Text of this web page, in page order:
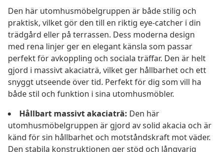
Den här utomhusmöbelgruppen är både stilig och
praktisk, vilket gör den till en riktig eye-catcher i din
trädgård eller på terrassen. Dess moderna design
med rena linjer ger en elegant känsla som passar
perfekt för avkoppling och sociala träffar. Den är helt
gjord i massivt akaciaträ, vilket ger hållbarhet och ett
snyggt utseende över tid. Perfekt för dig som vill ha
både stil och funktion i sina utomhusmöbler.
Hållbart massivt akaciaträ: Den här
utomhusmöbelgruppen är gjord av solid akacia och är
känd för sin hållbarhet och motståndskraft mot väder.
Den stabila konstruktionen ger stöd och långvarig